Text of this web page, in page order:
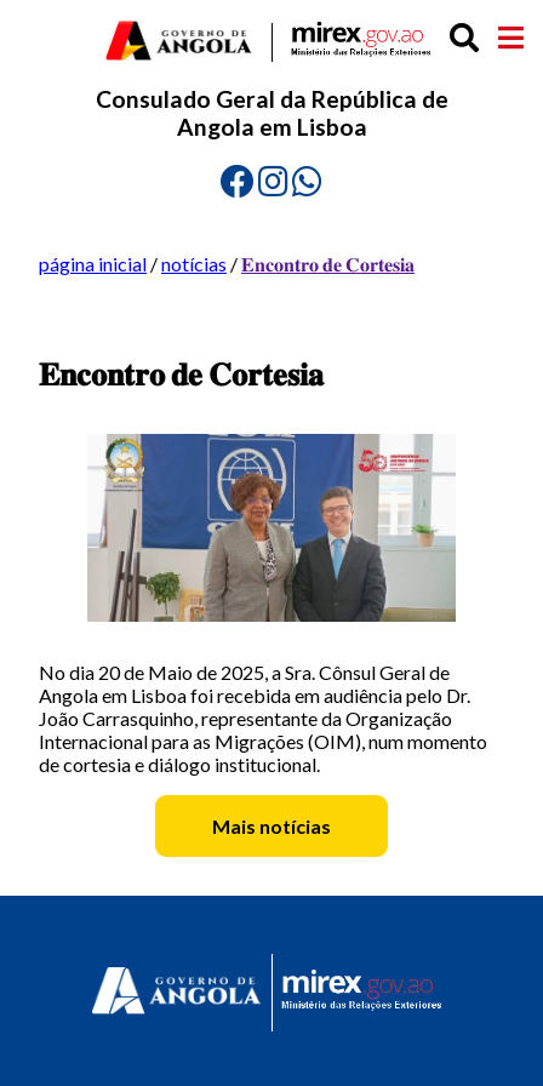
Consulado Geral da República de
Angola em Lisboa
página inicial /notícias /𝐄𝐧𝐜𝐨𝐧𝐭𝐫𝐨 𝐝𝐞 𝐂𝐨𝐫𝐭𝐞𝐬𝐢𝐚
𝐄𝐧𝐜𝐨𝐧𝐭𝐫𝐨 𝐝𝐞 𝐂𝐨𝐫𝐭𝐞𝐬𝐢𝐚
No dia 20 de Maio de 2025, a Sra. Cônsul Geral de
Angola em Lisboa foi recebida em audiência pelo Dr.
João Carrasquinho, representante da Organização
Internacional para as Migrações (OIM), num momento
de cortesia e diálogo institucional.
Mais notícias